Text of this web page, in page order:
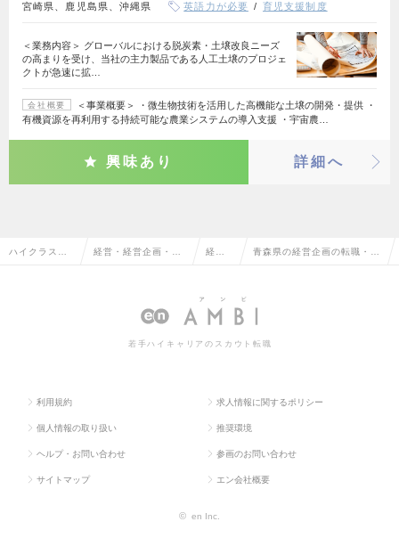
宮崎県、鹿児島県、沖縄県
英語力が必要 育児支援制度
＜業務内容＞ グローバルにおける脱炭素・土壌改良ニーズ
の高まりを受け、当社の主力製品である人工土壌のプロジェ
クトが急速に拡…
会社概要
＜事業概要＞ ・微生物技術を活用した高機能な土壌の開発・提供 ・
有機資源を再利用する持続可能な農業システムの導入支援 ・宇宙農…
興味あり 詳細へ
ハイクラス求 経営・経営企画・事 経営 青森県の経営企画の転職・求
若手ハイキャリアのスカウト転職
利用規約 求人情報に関するポリシー
個人情報の取り扱い 推奨環境
ヘルプ・お問い合わせ 参画のお問い合わせ
サイトマップ エン会社概要
© en Inc.